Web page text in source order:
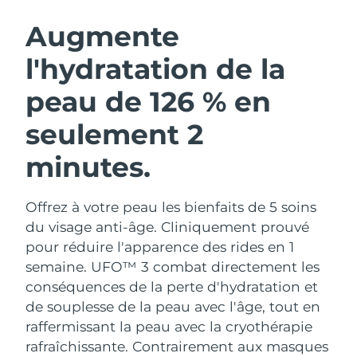
Augmente
l'hydratation de la
peau de 126 % en
seulement 2
minutes.
Offrez à votre peau les bienfaits de 5 soins
du visage anti-âge. Cliniquement prouvé
pour réduire l'apparence des rides en 1
semaine. UFO™ 3 combat directement les
conséquences de la perte d'hydratation et
de souplesse de la peau avec l'âge, tout en
raffermissant la peau avec la cryothérapie
rafraîchissante. Contrairement aux masques
Nettoyage du visage
LUNA™ 4 coffret
Anti-aging massage
LUNA™ 4 Plus
Massage, LED heating
LUNA™ 4 Men
For men, anti-aging massage
Lifting
BEAR™ 2 coffret
Microcurrent toning
BEAR™ 2 go
Microcurrent toning on-the-go
BEAR™ 2 eyes & lips
Microcurrent line smoothing device
UFO™ 3 coffret
Deep facial hydration
UFO™ 3 LED
Near-infrared and red light therapy
device
issa™ 4
Hybrid silicone sonic toothbrush
issa™ 4 plus
Smart hybrid silicone sonic toothbrush
FAQ™ TRAITEMENT ANTI-ÂGE
Anti-âge Traitements LED
NEW
Autriche
Bahreïn Livraison estimée
Belgique Livraison estimée
Bermudes Livraison estimée
Bosnie-Herzégovine
Brunei Livraison estimée16/8/26
Bulgarie Livraison estimée
Canada Livraison estimée15/8/26
Chili Livraison estimée15/8/26